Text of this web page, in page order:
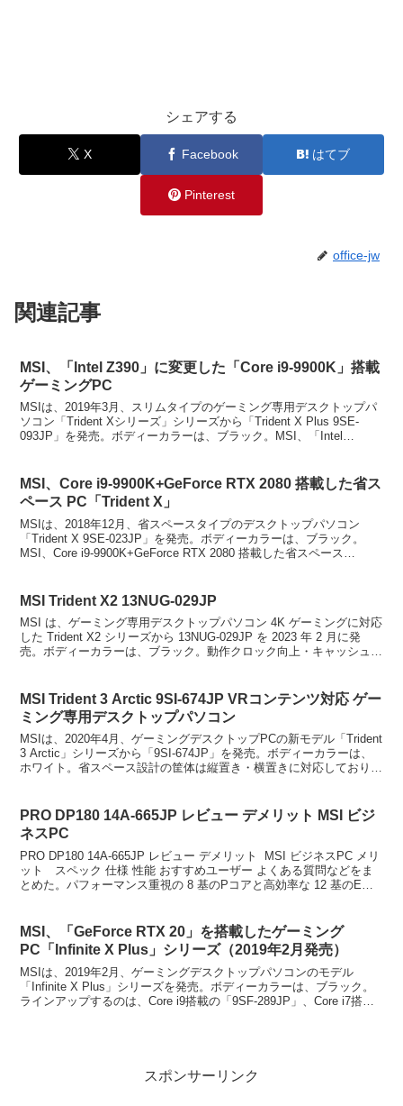
シェアする
X Facebook はてブ
Pinterest
office-jw
関連記事
MSI、「Intel Z390」に変更した「Core i9-9900K」搭載
ゲーミングPC
MSIは、2019年3月、スリムタイプのゲーミング専用デスクトップパ
ソコン「Trident Xシリーズ」シリーズから「Trident X Plus 9SE-
093JP」を発売。ボディーカラーは、ブラック。MSI、「Intel
MSI、Core i9-9900K+GeForce RTX 2080 搭載した省ス
ペース PC「Trident X」
MSIは、2018年12月、省スペースタイプのデスクトップパソコン
「Trident X 9SE-023JP」を発売。ボディーカラーは、ブラック。
MSI、Core i9-9900K+GeForce RTX 2080 搭載した省スペース
MSI Trident X2 13NUG-029JP
MSI は、ゲーミング専用デスクトップパソコン 4K ゲーミングに対応
した Trident X2 シリーズから 13NUG-029JP を 2023 年 2 月に発
売。ボディーカラーは、ブラック。動作クロック向上・キャッシュの
MSI Trident 3 Arctic 9SI-674JP VRコンテンツ対応 ゲー
ミング専用デスクトップパソコン
MSIは、2020年4月、ゲーミングデスクトップPCの新モデル「Trident
3 Arctic」シリーズから「9SI-674JP」を発売。ボディーカラーは、
ホワイト。省スペース設計の筐体は縦置き・横置きに対応しており、
PRO DP180 14A-665JP レビュー デメリット MSI ビジ
ネスPC
PRO DP180 14A-665JP レビュー デメリット MSI ビジネスPC メリ
ット スペック 仕様 性能 おすすめユーザー よくある質問などをま
とめた。パフォーマンス重視の 8 基のPコアと高効率な 12 基のEコ
MSI、「GeForce RTX 20」を搭載したゲーミング
PC「Infinite X Plus」シリーズ（2019年2月発売）
MSIは、2019年2月、ゲーミングデスクトップパソコンのモデル
「Infinite X Plus」シリーズを発売。ボディーカラーは、ブラック。
ラインアップするのは、Core i9搭載の「9SF-289JP」、Core i7搭載
スポンサーリンク